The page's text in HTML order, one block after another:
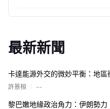
最新新聞
卡達能源外交的微妙平衡：地
許景桓 --
黎巴嫩地緣政治角力：伊朗勢